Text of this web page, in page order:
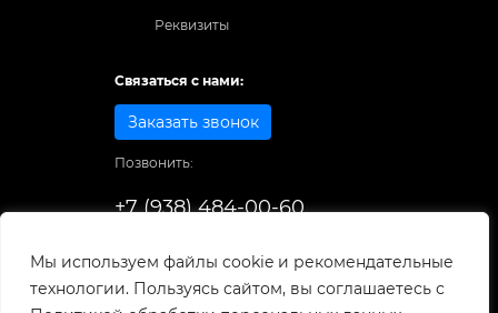
Мы используем файлы cookie и рекомендательные
технологии. Пользуясь сайтом, вы соглашаетесь с
Реквизиты
Связаться с нами:
Заказать звонок
Позвонить:
+7 (938) 484-00-60
© 1998-2026